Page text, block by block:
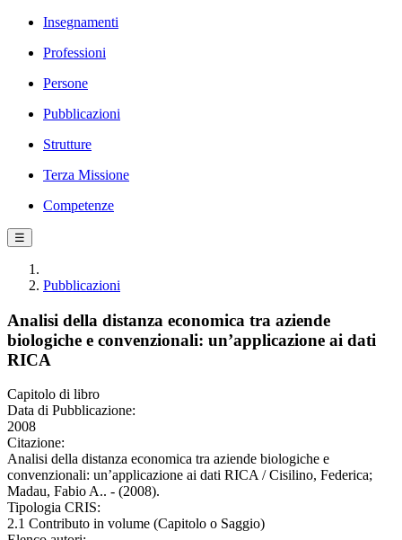
Insegnamenti
Professioni
Persone
Pubblicazioni
Strutture
Terza Missione
Competenze
☰
Pubblicazioni
Analisi della distanza economica tra aziende
biologiche e convenzionali: un’applicazione ai dati
RICA
Capitolo di libro
Data di Pubblicazione:
2008
Citazione:
Analisi della distanza economica tra aziende biologiche e
convenzionali: un’applicazione ai dati RICA / Cisilino, Federica;
Madau, Fabio A.. - (2008).
Tipologia CRIS:
2.1 Contributo in volume (Capitolo o Saggio)